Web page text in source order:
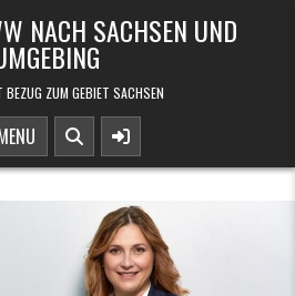
NACH SACHSEN UND
BEZUG ZUM GEBIET SACHSEN